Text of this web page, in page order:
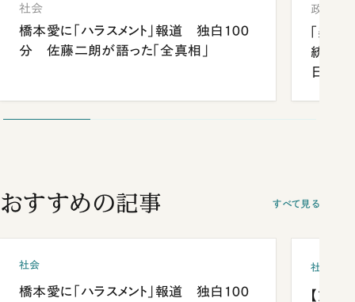
社会
橋本愛に「ハラスメント」報道 独白100
分 佐藤二朗が語った「全真相」
政治
「楽し
統領と
日米
おすすめの記事 すべて見る
社会
橋本愛に「ハラスメント」報道 独白100
社会
【熊本